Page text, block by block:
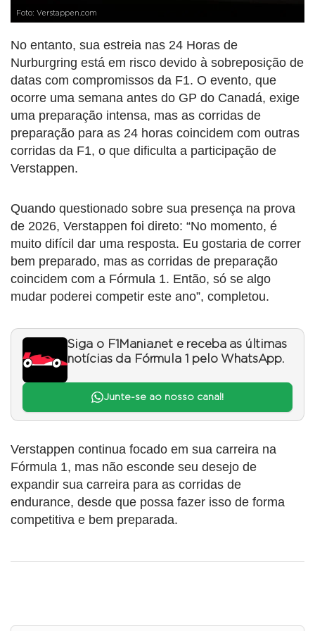
Foto: Verstappen.com
No entanto, sua estreia nas 24 Horas de
Nurburgring está em risco devido à sobreposição de
datas com compromissos da F1. O evento, que
ocorre uma semana antes do GP do Canadá, exige
uma preparação intensa, mas as corridas de
preparação para as 24 horas coincidem com outras
corridas da F1, o que dificulta a participação de
Verstappen.
Quando questionado sobre sua presença na prova
de 2026, Verstappen foi direto: “No momento, é
muito difícil dar uma resposta. Eu gostaria de correr
bem preparado, mas as corridas de preparação
coincidem com a Fórmula 1. Então, só se algo
mudar poderei competir este ano”, completou.
Siga o F1Mania.net e receba as últimas
notícias da Fórmula 1 pelo WhatsApp.
Junte-se ao nosso canal!
Verstappen continua focado em sua carreira na
Fórmula 1, mas não esconde seu desejo de
expandir sua carreira para as corridas de
endurance, desde que possa fazer isso de forma
competitiva e bem preparada.